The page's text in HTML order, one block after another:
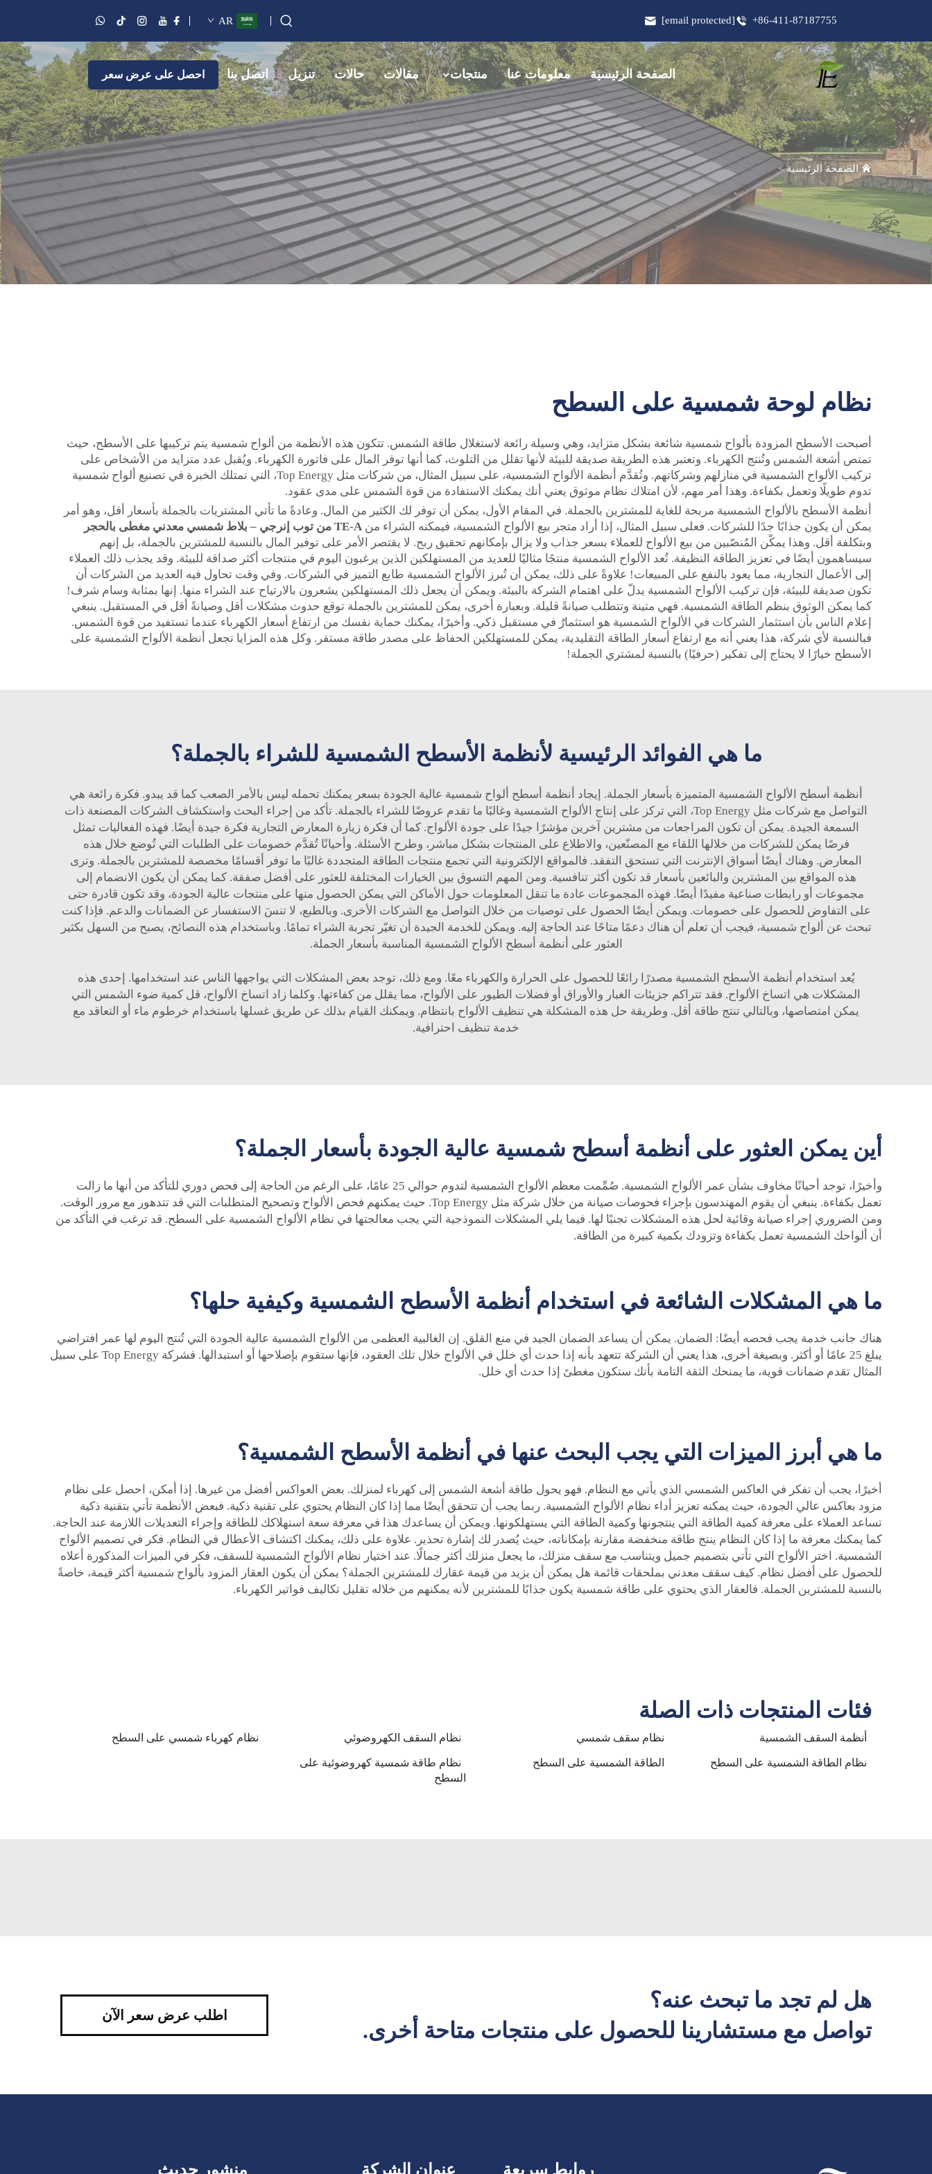
+86-411-87187755
[email protected]
AR
الصفحة الرئيسية معلومات عنا منتجات مقالات حالات تنزيل اتصل بنا احصل على عرض سعر
الصفحة الرئيسية>
نظام لوحة شمسية على السطح
أصبحت الأسطح المزودة بألواح شمسية شائعة بشكل متزايد، وهي وسيلة رائعة لاستغلال طاقة الشمس. تتكون هذه الأنظمة من ألواح شمسية يتم تركيبها على الأسطح، حيث
تمتص أشعة الشمس وتُنتج الكهرباء. وتعتبر هذه الطريقة صديقة للبيئة لأنها تقلل من التلوث، كما أنها توفر المال على فاتورة الكهرباء. ويُقبل عدد متزايد من الأشخاص على
تركيب الألواح الشمسية في منازلهم وشركاتهم. وتُقدَّم أنظمة الألواح الشمسية، على سبيل المثال، من شركات مثل Top Energy، التي تمتلك الخبرة في تصنيع ألواح شمسية
تدوم طويلًا وتعمل بكفاءة. وهذا أمر مهم، لأن امتلاك نظام موثوق يعني أنك يمكنك الاستفادة من قوة الشمس على مدى عقود.
أنظمة الأسطح بالألواح الشمسية مربحة للغاية للمشترين بالجملة. في المقام الأول، يمكن أن توفر لك الكثير من المال. وعادةً ما تأتي المشتريات بالجملة بأسعار أقل، وهو أمر
يمكن أن يكون جذابًا جدًا للشركات. فعلى سبيل المثال، إذا أراد متجر بيع الألواح الشمسية، فيمكنه الشراء من TE-A من توب إنرجي – بلاط شمسي معدني مغطى بالحجر
وبتكلفة أقل. وهذا يمكّن المُنصّبين من بيع الألواح للعملاء بسعر جذاب ولا يزال بإمكانهم تحقيق ربح. لا يقتصر الأمر على توفير المال بالنسبة للمشترين بالجملة، بل إنهم
سيساهمون أيضًا في تعزيز الطاقة النظيفة. تُعد الألواح الشمسية منتجًا مثاليًا للعديد من المستهلكين الذين يرغبون اليوم في منتجات أكثر صداقة للبيئة. وقد يجذب ذلك العملاء
إلى الأعمال التجارية، مما يعود بالنفع على المبيعات! علاوةً على ذلك، يمكن أن تُبرز الألواح الشمسية طابع التميز في الشركات. وفي وقت تحاول فيه العديد من الشركات أن
تكون صديقة للبيئة، فإن تركيب الألواح الشمسية يدلّ على اهتمام الشركة بالبيئة. ويمكن أن يجعل ذلك المستهلكين يشعرون بالارتياح عند الشراء منها. إنها بمثابة وسام شرف!
كما يمكن الوثوق بنظم الطاقة الشمسية. فهي متينة وتتطلب صيانةً قليلة. وبعبارة أخرى، يمكن للمشترين بالجملة توقع حدوث مشكلات أقل وصيانةً أقل في المستقبل. ينبغي
إعلام الناس بأن استثمار الشركات في الألواح الشمسية هو استثمارٌ في مستقبل ذكي. وأخيرًا، يمكنك حماية نفسك من ارتفاع أسعار الكهرباء عندما تستفيد من قوة الشمس.
فبالنسبة لأي شركة، هذا يعني أنه مع ارتفاع أسعار الطاقة التقليدية، يمكن للمستهلكين الحفاظ على مصدر طاقة مستقر. وكل هذه المزايا تجعل أنظمة الألواح الشمسية على
الأسطح خيارًا لا يحتاج إلى تفكير (حرفيًا) بالنسبة لمشتري الجملة!
ما هي الفوائد الرئيسية لأنظمة الأسطح الشمسية للشراء بالجملة؟
أنظمة أسطح الألواح الشمسية المتميزة بأسعار الجملة. إيجاد أنظمة أسطح ألواح شمسية عالية الجودة بسعر يمكنك تحمله ليس بالأمر الصعب كما قد يبدو. فكرة رائعة هي
التواصل مع شركات مثل Top Energy، التي تركز على إنتاج الألواح الشمسية وغالبًا ما تقدم عروضًا للشراء بالجملة. تأكد من إجراء البحث واستكشاف الشركات المصنعة ذات
السمعة الجيدة. يمكن أن تكون المراجعات من مشترين آخرين مؤشرًا جيدًا على جودة الألواح. كما أن فكرة زيارة المعارض التجارية فكرة جيدة أيضًا. فهذه الفعاليات تمثل
فرصًا يمكن للشركات من خلالها اللقاء مع المصنّعين، والاطلاع على المنتجات بشكل مباشر، وطرح الأسئلة. وأحيانًا تُقدَّم خصومات على الطلبات التي تُوضع خلال هذه
المعارض. وهناك أيضًا أسواق الإنترنت التي تستحق التفقد. فالمواقع الإلكترونية التي تجمع منتجات الطاقة المتجددة غالبًا ما توفر أقسامًا مخصصة للمشترين بالجملة. وترى
هذه المواقع بين المشترين والبائعين بأسعار قد تكون أكثر تنافسية. ومن المهم التسوق بين الخيارات المختلفة للعثور على أفضل صفقة. كما يمكن أن يكون الانضمام إلى
مجموعات أو رابطات صناعية مفيدًا أيضًا. فهذه المجموعات عادة ما تنقل المعلومات حول الأماكن التي يمكن الحصول منها على منتجات عالية الجودة، وقد تكون قادرة حتى
على التفاوض للحصول على خصومات. ويمكن أيضًا الحصول على توصيات من خلال التواصل مع الشركات الأخرى. وبالطبع، لا تنسَ الاستفسار عن الضمانات والدعم. فإذا كنت
تبحث عن ألواح شمسية، فيجب أن تعلم أن هناك دعمًا متاحًا عند الحاجة إليه. ويمكن للخدمة الجيدة أن تغيّر تجربة الشراء تمامًا. وباستخدام هذه النصائح، يصبح من السهل بكثير
العثور على أنظمة أسطح الألواح الشمسية المناسبة بأسعار الجملة.
يُعد استخدام أنظمة الأسطح الشمسية مصدرًا رائعًا للحصول على الحرارة والكهرباء معًا. ومع ذلك، توجد بعض المشكلات التي يواجهها الناس عند استخدامها. إحدى هذه
المشكلات هي اتساخ الألواح. فقد تتراكم جزيئات الغبار والأوراق أو فضلات الطيور على الألواح، مما يقلل من كفاءتها. وكلما زاد اتساخ الألواح، قل كمية ضوء الشمس التي
يمكن امتصاصها، وبالتالي تنتج طاقة أقل. وطريقة حل هذه المشكلة هي تنظيف الألواح بانتظام. ويمكنك القيام بذلك عن طريق غسلها باستخدام خرطوم ماء أو التعاقد مع
خدمة تنظيف احترافية.
أين يمكن العثور على أنظمة أسطح شمسية عالية الجودة بأسعار الجملة؟
وأخيرًا، توجد أحيانًا مخاوف بشأن عمر الألواح الشمسية. صُمِّمت معظم الألواح الشمسية لتدوم حوالي 25 عامًا، على الرغم من الحاجة إلى فحص دوري للتأكد من أنها ما زالت
تعمل بكفاءة. ينبغي أن يقوم المهندسون بإجراء فحوصات صيانة من خلال شركة مثل Top Energy. حيث يمكنهم فحص الألواح وتصحيح المتطلبات التي قد تتدهور مع مرور الوقت.
ومن الضروري إجراء صيانة وقائية لحل هذه المشكلات تجنبًا لها. فيما يلي المشكلات النموذجية التي يجب معالجتها في نظام الألواح الشمسية على السطح. قد ترغب في التأكد من
أن ألواحك الشمسية تعمل بكفاءة وتزودك بكمية كبيرة من الطاقة.
ما هي المشكلات الشائعة في استخدام أنظمة الأسطح الشمسية وكيفية حلها؟
هناك جانب خدمة يجب فحصه أيضًا: الضمان. يمكن أن يساعد الضمان الجيد في منع القلق. إن الغالبية العظمى من الألواح الشمسية عالية الجودة التي تُنتج اليوم لها عمر افتراضي
يبلغ 25 عامًا أو أكثر. وبصيغة أخرى، هذا يعني أن الشركة تتعهد بأنه إذا حدث أي خلل في الألواح خلال تلك العقود، فإنها ستقوم بإصلاحها أو استبدالها. فشركة Top Energy على سبيل
المثال تقدم ضمانات قوية، ما يمنحك الثقة التامة بأنك ستكون مغطىً إذا حدث أي خلل.
ما هي أبرز الميزات التي يجب البحث عنها في أنظمة الأسطح الشمسية؟
أخيرًا، يجب أن تفكر في العاكس الشمسي الذي يأتي مع النظام. فهو يحول طاقة أشعة الشمس إلى كهرباء لمنزلك. بعض العواكس أفضل من غيرها. إذا أمكن، احصل على نظام
مزود بعاكس عالي الجودة، حيث يمكنه تعزيز أداء نظام الألواح الشمسية. ربما يجب أن تتحقق أيضًا مما إذا كان النظام يحتوي على تقنية ذكية. فبعض الأنظمة تأتي بتقنية ذكية
تساعد العملاء على معرفة كمية الطاقة التي ينتجونها وكمية الطاقة التي يستهلكونها. ويمكن أن يساعدك هذا في معرفة سعة استهلاكك للطاقة وإجراء التعديلات اللازمة عند الحاجة.
كما يمكنك معرفة ما إذا كان النظام ينتج طاقة منخفضة مقارنة بإمكاناته، حيث يُصدر لك إشارة تحذير. علاوة على ذلك، يمكنك اكتشاف الأعطال في النظام. فكر في تصميم الألواح
الشمسية. اختر الألواح التي تأتي بتصميم جميل ويتناسب مع سقف منزلك، ما يجعل منزلك أكثر جمالًا. عند اختيار نظام الألواح الشمسية للسقف، فكر في الميزات المذكورة أعلاه
للحصول على أفضل نظام. كيف سقف معدني بملحقات قائمة هل يمكن أن يزيد من قيمة عقارك للمشترين الجملة؟ يمكن أن يكون العقار المزود بألواح شمسية أكثر قيمة، خاصةً
بالنسبة للمشترين الجملة. فالعقار الذي يحتوي على طاقة شمسية يكون جذابًا للمشترين لأنه يمكنهم من خلاله تقليل تكاليف فواتير الكهرباء.
فئات المنتجات ذات الصلة
أنظمة السقف الشمسية نظام سقف شمسي نظام السقف الكهروضوئي نظام كهرباء شمسي على السطح
نظام الطاقة الشمسية على السطح الطاقة الشمسية على السطح
نظام طاقة شمسية كهروضوئية على
السطح
هل لم تجد ما تبحث عنه؟
تواصل مع مستشارينا للحصول على منتجات متاحة أخرى.
اطلب عرض سعر الآن
روابط سريعة عنوان الشركة منشور حديث